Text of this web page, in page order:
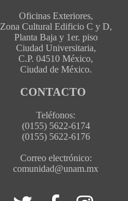
Oficinas Exteriores,
Zona Cultural Edificio C y D,
Planta Baja y 1er. piso
Ciudad Universitaria,
C.P. 04510 México,
Ciudad de México.
CONTACTO
Teléfonos:
(0155) 5622-6174
(0155) 5622-6176
Correo electrónico:
comunidad@unam.mx